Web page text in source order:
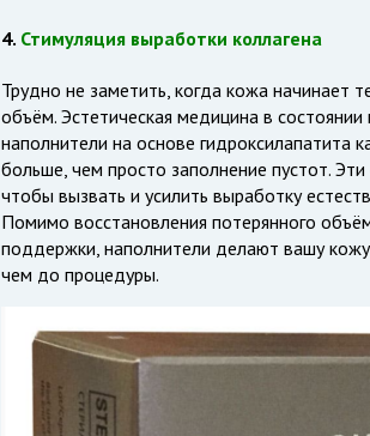
4. Стимуляция выработки коллагена
Трудно не заметить, когда кожа начинает
объём. Эстетическая медицина в
наполнители на основе гидроксилапатита
больше, чем просто заполнение пустот.
чтобы вызвать и усилить выработку
Помимо восстановления потерянного
поддержки, наполнители делают вашу кожу
чем до процедуры.